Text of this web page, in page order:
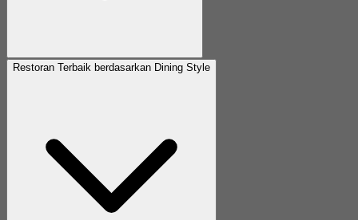
Restoran Terbaik berdasarkan Dining Style